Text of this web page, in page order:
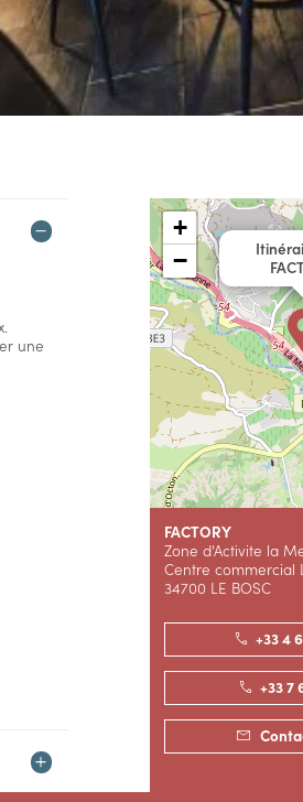
une
+
−
FACTORY
Zone d'Activite la
Centre commercial
34700 LE BOSC
+33 4
+33 7